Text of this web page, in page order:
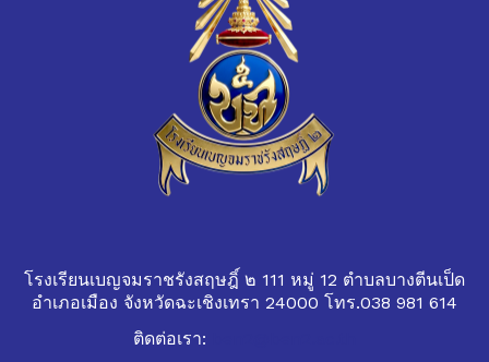
โรงเรียนเบญจมราชรังสฤษฎิ์ ๒ 111 หมู่ 12 ตำบลบางตีนเป็ด
อำเภอเมือง จังหวัดฉะเชิงเทรา 24000 โทร.038 981 614
ติดต่อเรา: